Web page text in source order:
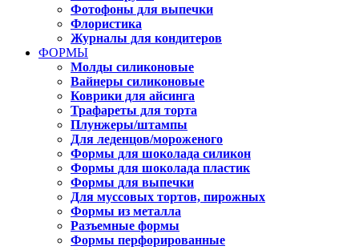
Фотофоны для выпечки
Флористика
Журналы для кондитеров
ФОРМЫ
Молды силиконовые
Вайнеры силиконовые
Коврики для айсинга
Трафареты для торта
Плунжеры/штампы
Для леденцов/мороженого
Формы для шоколада силикон
Формы для шоколада пластик
Формы для выпечки
Для муссовых тортов, пирожных
Формы из металла
Разъемные формы
Формы перфорированные